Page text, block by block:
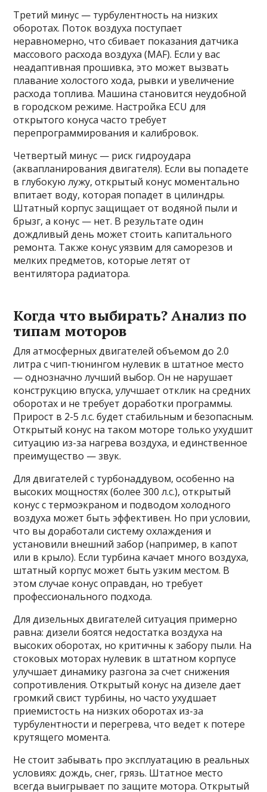
Третий минус — турбулентность на низких
оборотах. Поток воздуха поступает
неравномерно, что сбивает показания датчика
массового расхода воздуха (MAF). Если у вас
неадаптивная прошивка, это может вызвать
плавание холостого хода, рывки и увеличение
расхода топлива. Машина становится неудобной
в городском режиме. Настройка ECU для
открытого конуса часто требует
перепрограммирования и калибровок.
Четвертый минус — риск гидроудара
(аквапланирования двигателя). Если вы попадете
в глубокую лужу, открытый конус моментально
впитает воду, которая попадет в цилиндры.
Штатный корпус защищает от водяной пыли и
брызг, а конус — нет. В результате один
дождливый день может стоить капитального
ремонта. Также конус уязвим для саморезов и
мелких предметов, которые летят от
вентилятора радиатора.
Когда что выбирать? Анализ по
типам моторов
Для атмосферных двигателей объемом до 2.0
литра с чип-тюнингом нулевик в штатное место
— однозначно лучший выбор. Он не нарушает
конструкцию впуска, улучшает отклик на средних
оборотах и не требует доработки программы.
Прирост в 2-5 л.с. будет стабильным и безопасным.
Открытый конус на таком моторе только ухудшит
ситуацию из-за нагрева воздуха, и единственное
преимущество — звук.
Для двигателей с турбонаддувом, особенно на
высоких мощностях (более 300 л.с.), открытый
конус с термоэкраном и подводом холодного
воздуха может быть эффективен. Но при условии,
что вы доработали систему охлаждения и
установили внешний забор (например, в капот
или в крыло). Если турбина качает много воздуха,
штатный корпус может быть узким местом. В
этом случае конус оправдан, но требует
профессионального подхода.
Для дизельных двигателей ситуация примерно
равна: дизели боятся недостатка воздуха на
высоких оборотах, но критичны к забору пыли. На
стоковых моторах нулевик в штатном корпусе
улучшает динамику разгона за счет снижения
сопротивления. Открытый конус на дизеле дает
громкий свист турбины, но часто ухудшает
приемистость на низких оборотах из-за
турбулентности и перегрева, что ведет к потере
крутящего момента.
Не стоит забывать про эксплуатацию в реальных
условиях: дождь, снег, грязь. Штатное место
всегда выигрывает по защите мотора. Открытый